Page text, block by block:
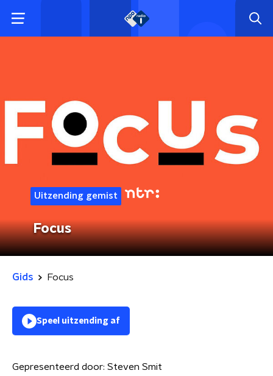
Uitzending gemist
Focus
Gids Focus
Speel uitzending af
Gepresenteerd door: Steven Smit